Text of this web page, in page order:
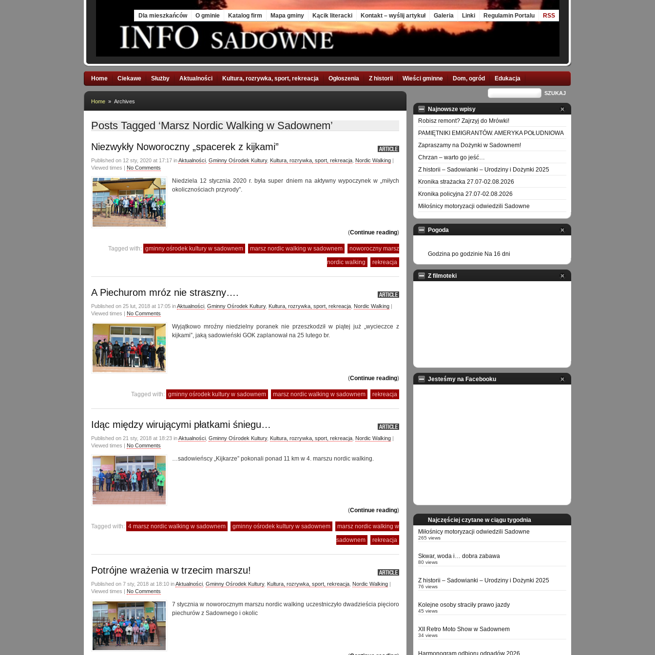
Dla mieszkańców O gminie Katalog firm Mapa gminy Kącik literacki Kontakt – wyślij artykuł Galeria Linki Regulamin Portalu RSS
Home Ciekawe Służby Aktualności Kultura, rozrywka, sport, rekreacja Ogłoszenia Z historii Wieści gminne Dom, ogród Edukacja
Home » Archives
Posts Tagged ‘Marsz Nordic Walking w Sadownem’
Niezwykły Noworoczny „spacerek z kijkami”
Published on 12 sty, 2020 at 17:17 inAktualności Gminny Ośrodek Kultury, Kultura, rozrywka, sport, rekreacja Nordic Walking |
Viewed times | No Comments
Niedziela 12 stycznia 2020 r. była super dniem na aktywny wypoczynek w „miłych
okolicznościach przyrody”.
(Continue reading)
Tagged with: gminny ośrodek kultury w sadownem marsz nordic walking w sadownem
noworoczny marsz
nordic walking
rekreacja
A Piechurom mróz nie straszny….
Published on 25 lut, 2018 at 17:05 inAktualności Gminny Ośrodek Kultury, Kultura, rozrywka, sport, rekreacja Nordic Walking |
Viewed times | No Comments
Wyjątkowo mroźny niedzielny poranek nie przeszkodził w piątej już „wycieczce z
kijkami”, jaką sadowieński GOK zaplanował na 25 lutego br.
(Continue reading)
Tagged with: gminny ośrodek kultury w sadownem marsz nordic walking w sadownem rekreacja
Idąc między wirującymi płatkami śniegu…
Published on 21 sty, 2018 at 18:23 inAktualności Gminny Ośrodek Kultury, Kultura, rozrywka, sport, rekreacja Nordic Walking |
Viewed times | No Comments
…sadowieńscy „Kijkarze” pokonali ponad 11 km w 4. marszu nordic walking.
(Continue reading)
Tagged with: 4 marsz nordic walking w sadownem gminny ośrodek kultury w sadownem
marsz nordic walking w
sadownem
rekreacja
Potrójne wrażenia w trzecim marszu!
Published on 7 sty, 2018 at 18:10 inAktualności Gminny Ośrodek Kultury, Kultura, rozrywka, sport, rekreacja Nordic Walking |
Viewed times | No Comments
7 stycznia w noworocznym marszu nordic walking uczestniczyło dwadzieścia pięcioro
piechurów z Sadownego i okolic
Najnowsze wpisy
Robisz remont? Zajrzyj do Mrówki!
PAMIĘTNIKI EMIGRANTÓW. AMERYKA POŁUDNIOWA
Zapraszamy na Dożynki w Sadownem!
Chrzan – warto go jeść…
Z historii – Sadowianki – Urodziny i Dożynki 2025
Kronika strażacka 27.07-02.08.2026
Kronika policyjna 27.07-02.08.2026
Miłośnicy motoryzacji odwiedzili Sadowne
Pogoda
Godzina po godzinie Na 16 dni
Z filmoteki
Jesteśmy na Facebooku
Najczęściej czytane w ciągu tygodnia
Miłośnicy motoryzacji odwiedzili Sadowne
265 views
Skwar, woda i… dobra zabawa
80 views
Z historii – Sadowianki – Urodziny i Dożynki 2025
76 views
Kolejne osoby straciły prawo jazdy
45 views
XII Retro Moto Show w Sadownem
34 views
Harmonogram odbioru odpadów 2026